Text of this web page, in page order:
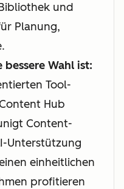
und
Planung,
Wahl ist:
Tool-
Hub
Content-
Unterstützung
einheitlichen
profitieren